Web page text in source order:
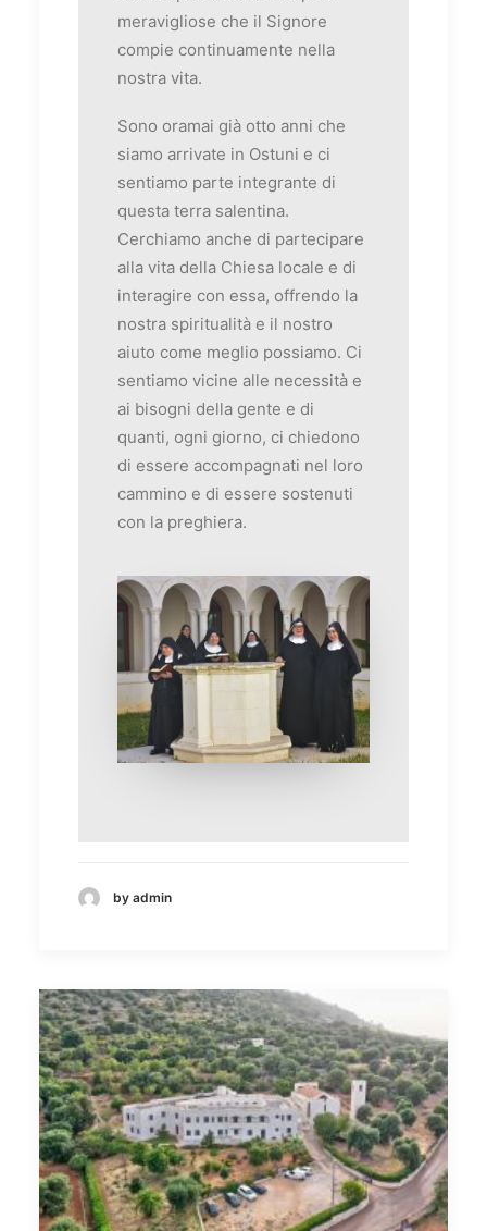
meravigliose che il Signore
compie continuamente nella
nostra vita.
Sono oramai già otto anni che
siamo arrivate in Ostuni e ci
sentiamo parte integrante di
questa terra salentina.
Cerchiamo anche di partecipare
alla vita della Chiesa locale e di
interagire con essa, offrendo la
nostra spiritualità e il nostro
aiuto come meglio possiamo. Ci
sentiamo vicine alle necessità e
ai bisogni della gente e di
quanti, ogni giorno, ci chiedono
di essere accompagnati nel loro
cammino e di essere sostenuti
con la preghiera.
by admin